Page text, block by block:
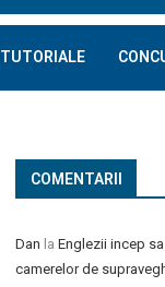
TUTORIALE
COMENTARII
Dan la Englezii incep
camerelor de